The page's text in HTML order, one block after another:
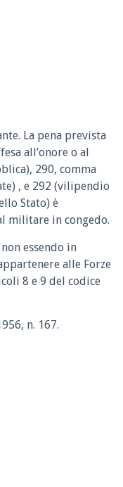
La pena prevista
all’onore o al
290, comma
, e 292 (vilipendio
Stato) è
militare in congedo.
essendo in
alle Forze
8 e 9 del codice
n. 167.